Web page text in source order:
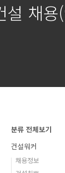
설 채
분류 전체보기
건설워커
채용정보